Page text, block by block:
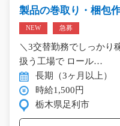
製品の巻取り・梱包
NEW 急募
＼3交替勤務でしっかり
扱う工場で ロール…
長期（3ヶ月以上）
時給1,500円
栃木県足利市